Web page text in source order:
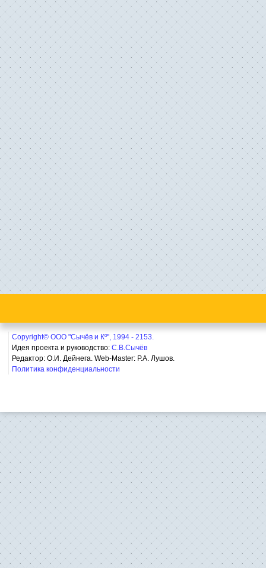
Copyright© ООО "Сычёв и Кº", 1994 - 2153.
Идея проекта и руководство: С.В.Сычёв
Редактор: О.И. Дейнега. Web-Master: Р.А. Лушов.
Политика конфиденциальности